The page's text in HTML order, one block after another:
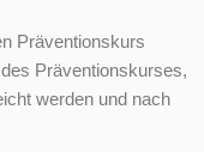
Präventionskurs
Präventionskurses,
werden und nach